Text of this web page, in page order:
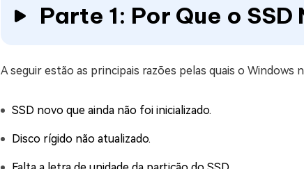
Parte 1: Por Que o
A seguir estão as principais razões pelas quais o Windows
SSD novo que ainda não foi inicializado.
Disco rígido não atualizado.